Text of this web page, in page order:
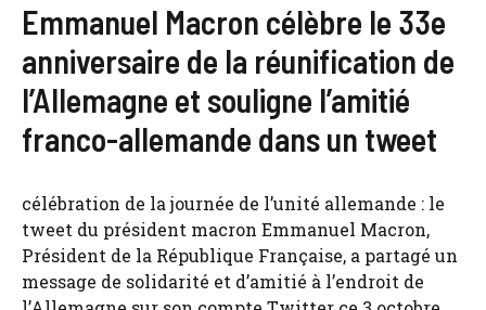
Emmanuel Macron célèbre le 33e
anniversaire de la réunification de
l’Allemagne et souligne l’amitié
franco-allemande dans un tweet
célébration de la journée de l’unité allemande : le
tweet du président macron Emmanuel Macron,
Président de la République Française, a partagé un
message de solidarité et d’amitié à l’endroit de